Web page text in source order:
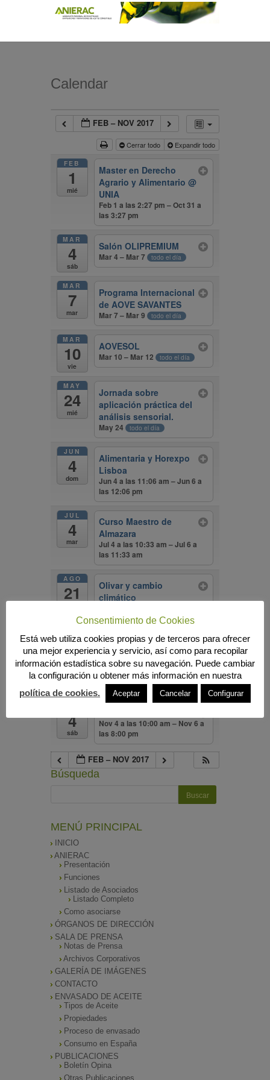
Calendar
FEB – NOV 2017
Cerrar todo Expandir todo
FEB
1
mié
Master en Derecho
Agrario y Alimentario@
UNIA
Feb 1 a las 2:27 pm – Oct 31 a
las 3:27 pm
MAR
4
sáb
Salón OLIPREMIUM
Mar 4 – Mar 7 todo el día
MAR
7
mar
Programa Internacional
de AOVE SAVANTES
Mar 7 – Mar 9 todo el día
MAR
10
vie
AOVESOL
Mar 10 – Mar 12 todo el día
MAY
24
mié
Jornada sobre
aplicación práctica del
análisis sensorial.
May 24 todo el día
JUN
4
dom
Alimentaria y Horexpo
Lisboa
Jun 4 a las 11:06 am – Jun 6 a
las 12:06 pm
JUL
4
mar
Curso Maestro de
Almazara
Jul 4 a las 10:33 am – Jul 6 a
las 11:33 am
AGO
21
Olivar y cambio
climático
a las 11:36 am
SEP
13
mié
Congreso de la
economía agraria
Sep 13 a las 10:39 am – Sep 15
a las 11:39 am
4
sáb
Nov 4 a las 10:00 am – Nov 6 a
las 8:00 pm
FEB – NOV 2017
Búsqueda
MENÚ PRINCIPAL
INICIO
ANIERAC
Presentación
Funciones
Listado de Asociados
Listado Completo
Como asociarse
ÓRGANOS DE DIRECCIÓN
SALA DE PRENSA
Notas de Prensa
Archivos Corporativos
GALERÍA DE IMÁGENES
CONTACTO
ENVASADO DE ACEITE
Tipos de Aceite
Propiedades
Proceso de envasado
Consumo en España
PUBLICACIONES
Boletín Opina
Otras Publicaciones
Consentimiento de Cookies
Está web utiliza cookies propias y de terceros para ofrecer
una mejor experiencia y servicio, así como para recopilar
información estadística sobre su navegación. Puede cambiar
la configuración u obtener más información en nuestra
política de cookies.
Aceptar Cancelar Configurar